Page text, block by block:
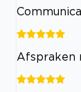
Afspraken